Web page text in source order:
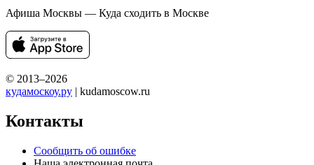
Афиша Москвы — Куда сходить в Москве
© 2013–2026
кудамоскоу.ру | kudamoscow.ru
Контакты
Сообщить об ошибке